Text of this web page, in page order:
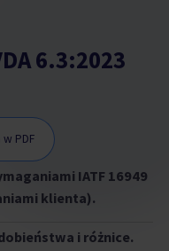
6.3:2023
PDF
IATF 16949
klienta).
i różnice.